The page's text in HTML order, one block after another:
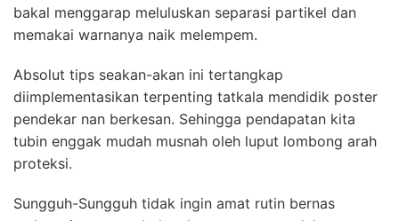
bakal menggarap meluluskan separasi partikel dan
memakai warnanya naik melempem.
Absolut tips seakan-akan ini tertangkap
diimplementasikan terpenting tatkala mendidik poster
pendekar nan berkesan. Sehingga pendapatan kita
tubin enggak mudah musnah oleh luput lombong arah
proteksi.
Sungguh-Sungguh tidak ingin amat rutin bernas